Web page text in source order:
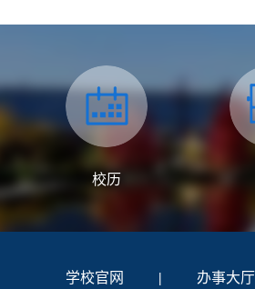
校历
学校官网 | 办事大厅